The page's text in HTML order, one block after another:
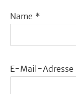
Name *
E-Mail-Adresse